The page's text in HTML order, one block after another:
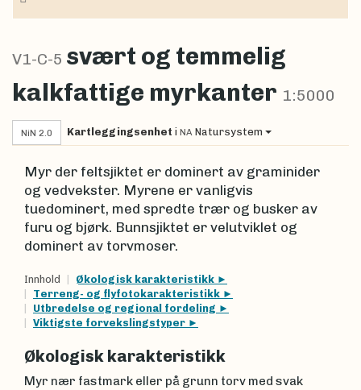
V1-C-5 svært og temmelig
kalkfattige myrkanter 1:5000
NiN 2.0 Kartleggingsenhet i NA Natursystem
Myr der feltsjiktet er dominert av graminider
og vedvekster. Myrene er vanligvis
tuedominert, med spredte trær og busker av
furu og bjørk. Bunnsjiktet er velutviklet og
dominert av torvmoser.
Innhold
Økologisk karakteristikk
Terreng- og flyfotokarakteristikk
Utbredelse og regional fordeling
Viktigste forvekslingstyper
Økologisk karakteristikk
Myr nær fastmark eller på grunn torv med svak